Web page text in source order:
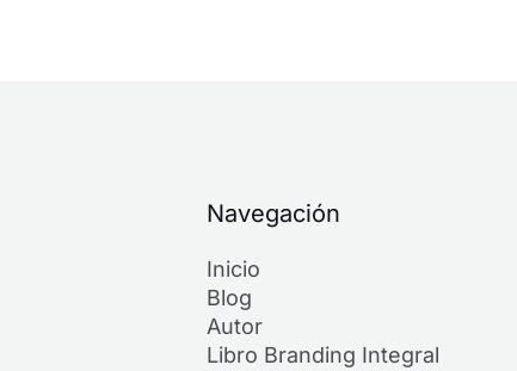
Navegación
Inicio
Blog
Autor
Libro Branding Integral